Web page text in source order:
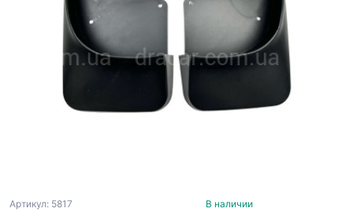
Артикул: 5817 В наличии